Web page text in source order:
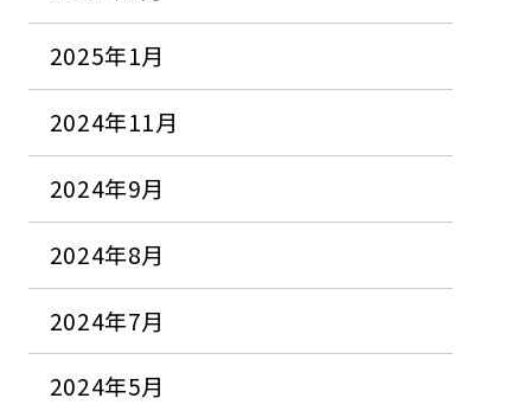
2025年1月
2024年11月
2024年9月
2024年8月
2024年7月
2024年5月